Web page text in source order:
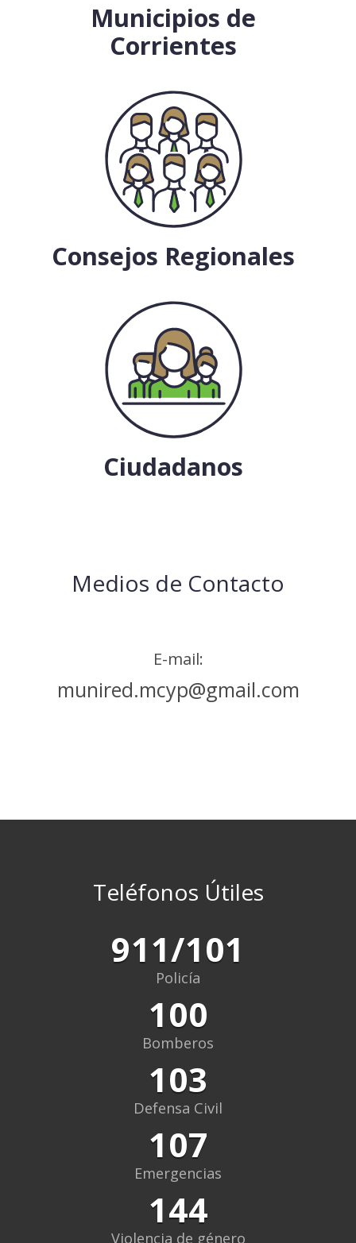
Municipios de
Corrientes
Consejos Regionales
Ciudadanos
Medios de Contacto
E-mail:
munired.mcyp@gmail.com
Teléfonos Útiles
911/101
Policía
100
Bomberos
103
Defensa Civil
107
Emergencias
144
Violencia de género